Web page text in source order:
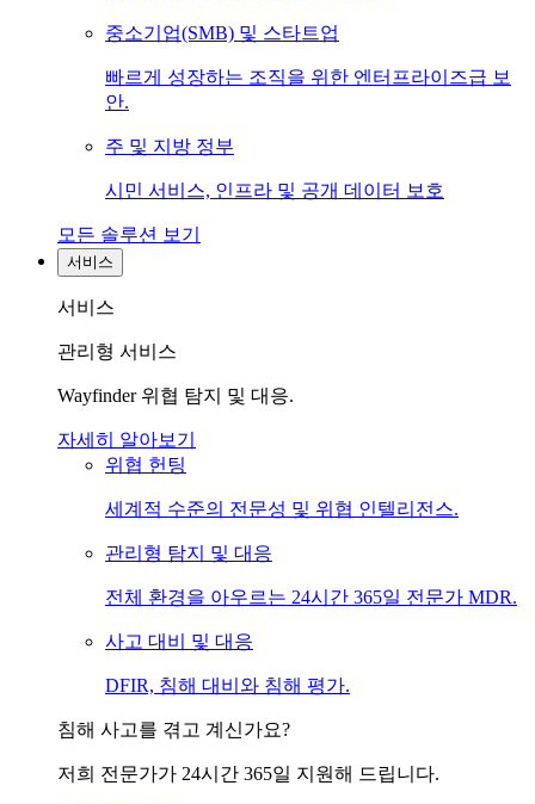
중소기업(SMB) 및 스타트업
빠르게 성장하는 조직을 위한 엔터프라이즈급 보
안.
주 및 지방 정부
시민 서비스, 인프라 및 공개 데이터 보호
모든 솔루션 보기
서비스
서비스
관리형 서비스
Wayfinder 위협 탐지 및 대응.
자세히 알아보기
위협 헌팅
세계적 수준의 전문성 및 위협 인텔리전스.
관리형 탐지 및 대응
전체 환경을 아우르는 24시간 365일 전문가 MDR.
사고 대비 및 대응
DFIR, 침해 대비와 침해 평가.
침해 사고를 겪고 계신가요?
저희 전문가가 24시간 365일 지원해 드립니다.